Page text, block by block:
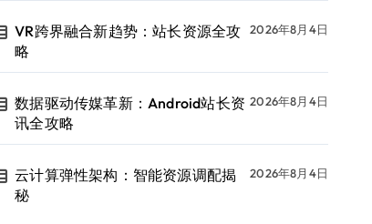
VR跨界融合新趋势：站长资源全攻
略
2026年8月4日
数据驱动传媒革新：Android站长资
讯全攻略
2026年8月4日
云计算弹性架构：智能资源调配揭
秘
2026年8月4日